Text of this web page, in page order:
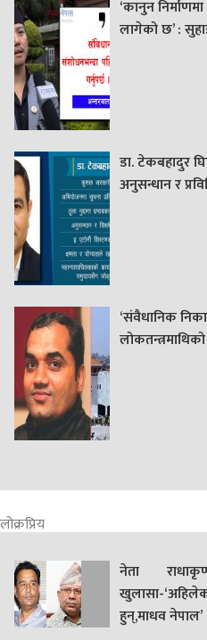
‘कानुन
लागेको छ’ :
डा. टेकबहादुर
अनुसन्धान र
‘संवैधानिक
लोकतन्त्रमाथिको
लोक्रप्रिय
नेता
खुलासा-
हुन्,माधव नेपाल’